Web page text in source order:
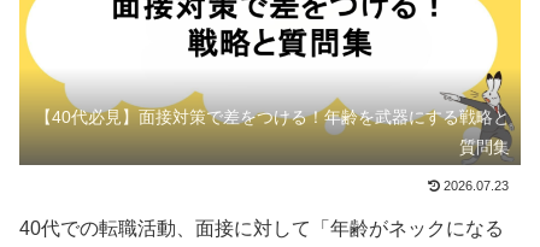
【40代必見】面接対策で差をつける！年齢を武器にする戦略と
質問集
2026.07.23
40代での転職活動、面接に対して「年齢がネックになる